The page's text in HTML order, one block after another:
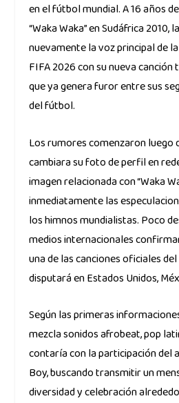
en el fútbol mundial. A 16 años
“Waka Waka” en Sudáfrica
nuevamente la voz principal de
FIFA 2026 con su nueva canción
que ya genera furor entre sus
del fútbol.
Los rumores comenzaron luego
cambiara su foto de perfil en
imagen relacionada con “Waka
inmediatamente las
los himnos mundialistas. Poco
medios internacionales
una de las canciones oficiales
disputará en Estados Unidos,
Según las primeras
mezcla sonidos afrobeat, pop
contaría con la participación del
Boy, buscando transmitir un
diversidad y celebración